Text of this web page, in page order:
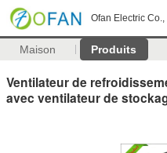
Ofan Electric Co.,
Maison Produits
Ventilateur de
avec ventilateur de